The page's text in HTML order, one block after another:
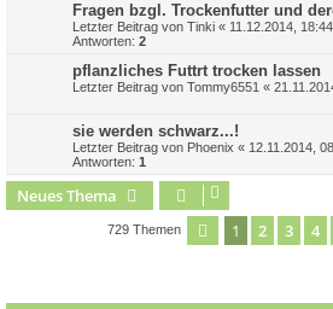
Fragen bzgl. Trockenfutter und
Letzter Beitrag von Tinki « 11.12.2014, 18:44
Antworten: 2
pflanzliches Futtrt trocken lassen
Letzter Beitrag von Tommy6551 «
sie werden schwarz...!
Letzter Beitrag von Phoenix « 12.11.2014,
Antworten: 1
Neues Thema
729 Themen Seite 1von 25
1 2 3 4